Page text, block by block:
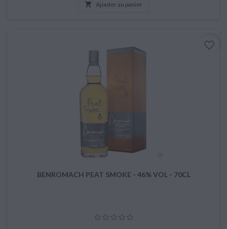
 Ajouter au panier
BENROMACH PEAT SMOKE - 46% VOL - 70CL
favorite_border